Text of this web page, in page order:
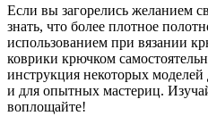
Если вы загорелись желанием
знать, что более плотное
использованием при вязании
коврики крючком
инструкция некоторых
и для опытных мастериц.
воплощайте!